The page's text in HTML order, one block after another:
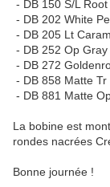
- DB 150 S/L
- DB 202 White
- DB 205 Lt
- DB 252 Op
- DB 272
- DB 858 Matte Tr
- DB 881 Matte
La bobine est
rondes nacrées
Bonne journée !